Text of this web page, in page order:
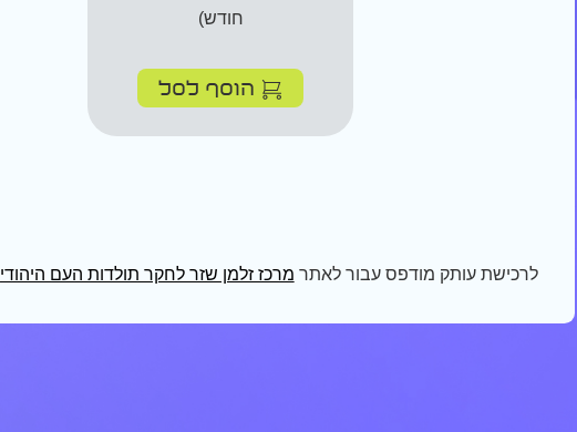
חודש)
הוסף לסל
לרכישת עותק מודפס עבור לאתר מרכז זלמן שזר לחקר תולדות העם היהודי